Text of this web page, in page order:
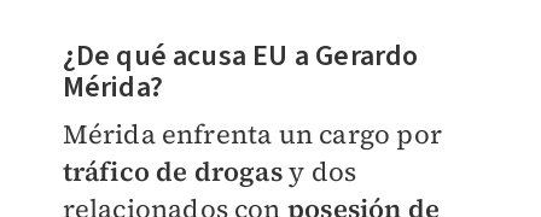
¿De qué acusa EU a Gerardo
Mérida?
Mérida enfrenta un cargo por
tráfico de drogasy dos
relacionados con posesión de